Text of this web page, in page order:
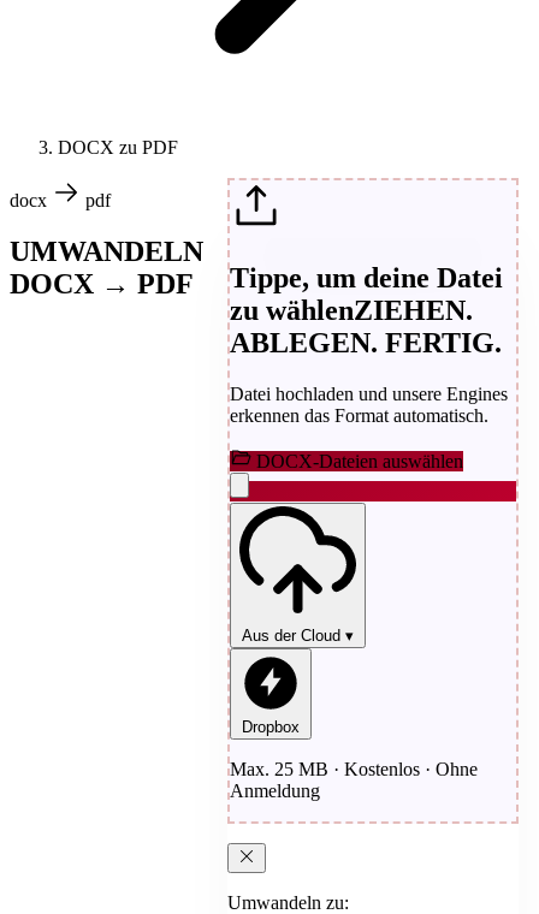
DOCX zu PDF
docx pdf
UMWANDELN
DOCX → PDF
Tippe, um deine Datei
zu wählenZIEHEN.
ABLEGEN. FERTIG.
Datei hochladen und unsere Engines
erkennen das Format automatisch.
DOCX-Dateien auswählen
Aus der Cloud ▾
Dropbox
Max. 25 MB · Kostenlos · Ohne
Anmeldung
Umwandeln zu: